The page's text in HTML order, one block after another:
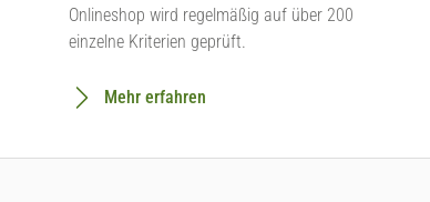
Onlineshop wird regelmäßig auf über 200
einzelne Kriterien geprüft.
Mehr erfahren